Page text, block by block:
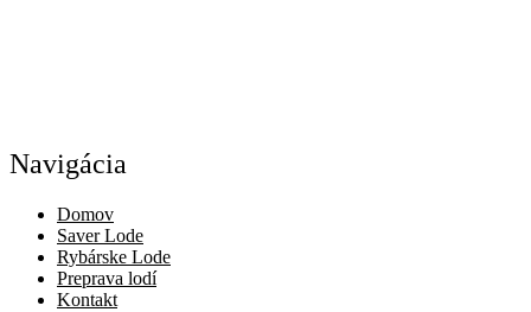
Navigácia
Domov
Saver Lode
Rybárske Lode
Preprava lodí
Kontakt